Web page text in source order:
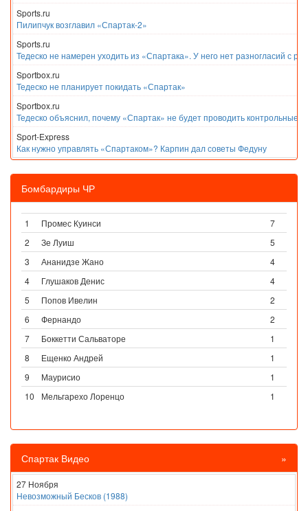
Sports.ru
Пилипчук возглавил «Спартак-2»
Sports.ru
Тедеско не намерен уходить из «Спартака». У него нет разногласий с
Sportbox.ru
Тедеско не планирует покидать «Спартак»
Sportbox.ru
Тедеско объяснил, почему «Спартак» не будет проводить контрольные
Sport-Express
Как нужно управлять «Спартаком»? Карпин дал советы Федуну
Бомбардиры ЧР
1 Промес Куинси
7
2
Зе Луиш
5
3
Ананидзе Жано
4
4
Глушаков Денис
4
5
Попов Ивелин
2
6
Фернандо
2
7
Боккетти Сальваторе
1
8
Ещенко Андрей
1
9
Маурисио
1
10
Мельгарехо Лоренцо 1
Спартак Видео »
27 Ноября
Невозможный Бесков (1988)